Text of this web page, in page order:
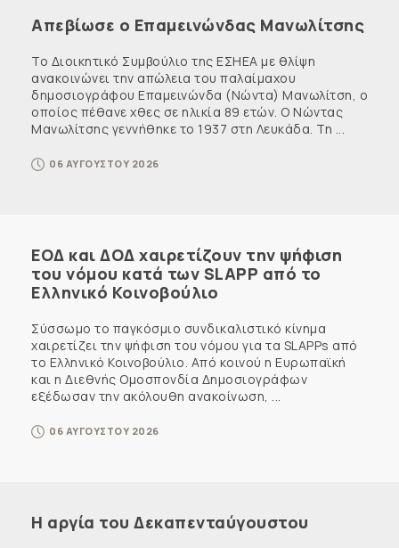
Απεβίωσε ο Επαμεινώνδας Μανωλίτσης
Το Διοικητικό Συμβούλιο της ΕΣΗΕΑ με θλίψη
ανακοινώνει την απώλεια του παλαίμαχου
δημοσιογράφου Επαμεινώνδα (Νώντα) Μανωλίτση, ο
οποίος πέθανε χθες σε ηλικία 89 ετών. Ο Νώντας
Μανωλίτσης γεννήθηκε το 1937 στη Λευκάδα. Τη ...
06 ΑΥΓΟΥΣΤΟΥ 2026
ΕΟΔ και ΔΟΔ χαιρετίζουν την ψήφιση
του νόμου κατά των SLAPP από το
Ελληνικό Κοινοβούλιο
Σύσσωμο το παγκόσμιο συνδικαλιστικό κίνημα
χαιρετίζει την ψήφιση του νόμου για τα SLAPPs από
το Ελληνικό Κοινοβούλιο. Από κοινού η Ευρωπαϊκή
και η Διεθνής Ομοσπονδία Δημοσιογράφων
εξέδωσαν την ακόλουθη ανακοίνωση, ...
06 ΑΥΓΟΥΣΤΟΥ 2026
Η αργία του Δεκαπενταύγουστου